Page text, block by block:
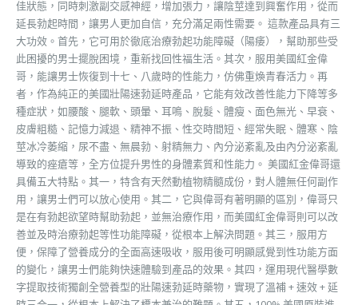
佳狀態，同時刺激副交感神經，增加張力，讓陰莖達到興奮作用，從而
延長勃起時間，讓男人更加自信，充分滿足兩性需要。 這款產品具有三
大功效。首先，它可用於徹底治療勃起功能障礙（陽痿），幫助那些受
此困擾的男士擺脫困境，重新找回性福生活。其次，服用美國紅金偉
哥，能讓男士恢復到十七、八歲時的性能力，仿佛重煥青春活力。再
者，作為純正的美國壯陽速勃延時產品，它能有效改善性能力下降等多
種症狀，如腰酸、腿軟、頭暈、耳鳴、脫髮、體瘦、面色無光、早衰、
皮膚粗糙、記憶力減退、精神不振、性交時間短、經常失眠、體寒、陰
莖冰冷萎縮，尿不盡、無晨勃、射精無力、內分泌紊亂及由內分泌紊亂
導致的痤瘡等，全方位提升男性的身體素質和性能力。 美國紅金偉哥還
具備五大特點。其一，特含有天然動植物精髓成份，對人體無任何副作
用，讓男士們可以放心使用。其二，它與偉哥有著明顯的區別，偉哥只
是在有勃起欲望時幫助勃起，並無治療作用，而美國紅金偉哥則可以改
善並及時治療勃起等性功能障礙，從根本上解決問題。其三，服用方
便，保障了營養成分的全面高速吸收，服用後可明顯感覺到性功能方面
的變化，讓男士們能夠快速體驗到產品的效果。其四，運用現代醫學數
字提取技術獨創全營養型的壯陽速勃延時藥物，實現了溫補 + 速效 + 延